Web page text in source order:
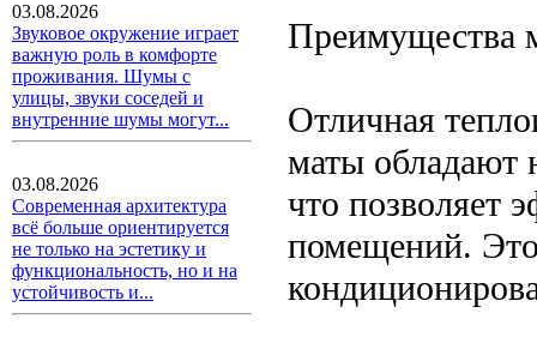
03.08.2026
Звуковое окружение играет
важную роль в комфорте
проживания. Шумы с
улицы, звуки соседей и
внутренние шумы могут...
03.08.2026
Современная архитектура
всё больше ориентируется
не только на эстетику и
функциональность, но и на
устойчивость и...
Преимущества
Отличная
маты обладают
что позволяет
помещений. Это